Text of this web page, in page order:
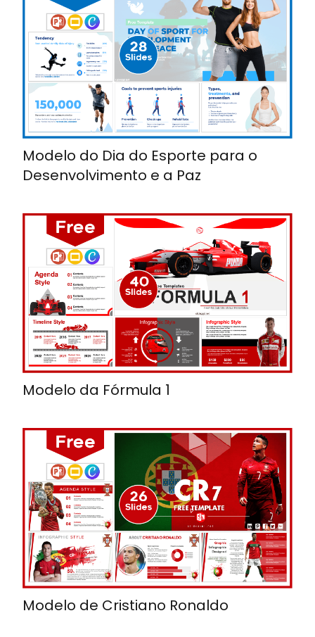
Modelo do Dia do Esporte para o
Desenvolvimento e a Paz
Modelo da Fórmula 1
Modelo de Cristiano Ronaldo